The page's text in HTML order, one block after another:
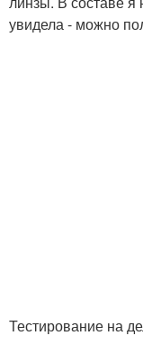
увидела - можно
Тестирование на